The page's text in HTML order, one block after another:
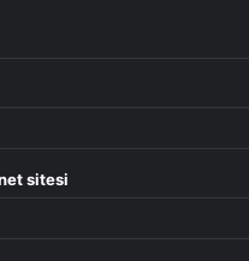
sitesi